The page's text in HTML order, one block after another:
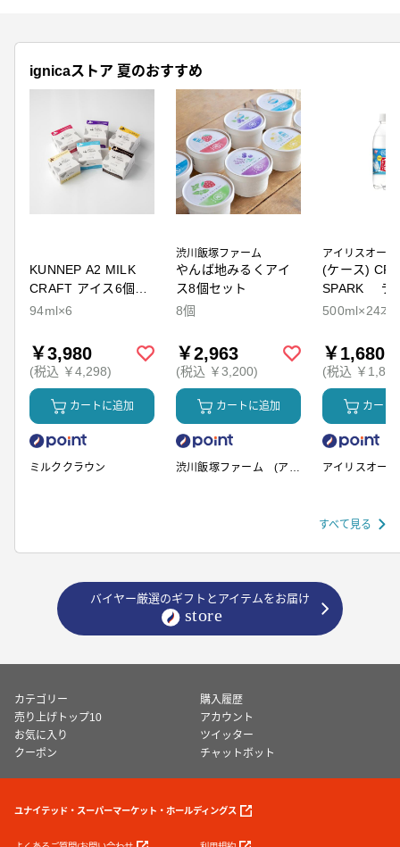
ignicaストア 夏のおすすめ
KUNNEP A2 MILK
CRAFT アイス6個セ
ット
94ml×6
￥3,980
(税込 ￥4,298)
カートに追加
ミルククラウン
渋川飯塚ファーム
やんば地みるくアイ
ス8個セット
8個
￥2,963
(税込 ￥3,200)
カートに追加
渋川飯塚ファーム (アイ
アイリスオーヤ
(ケース)
SPARK ラ
500ml×24本
￥1,680
(税込 ￥
カート
アイリスオー
すべて見る
バイヤー厳選のギフトとアイテムをお届け
カテゴリー
購入履歴
売り上げトップ10
アカウント
お気に入り
ツイッター
クーポン
チャットボット
ユナイテッド・スーパーマーケット・ホールディングス